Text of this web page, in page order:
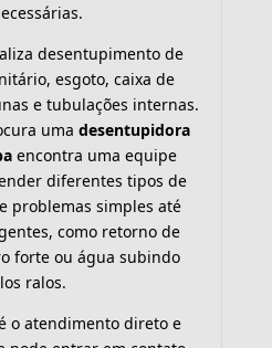
desentupimento de
esgoto, caixa de
e tubulações internas.
uma desentupidora
encontra uma equipe
diferentes tipos de
problemas simples até
como retorno de
forte ou água subindo
ralos.
o atendimento direto e